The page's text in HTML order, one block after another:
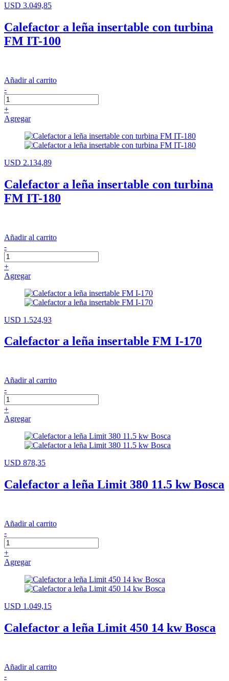
USD 3.049,85
Calefactor a leña insertable con turbina
FM IT-100
Añadir al carrito
-
+
Agregar
USD 2.134,89
Calefactor a leña insertable con turbina
FM IT-180
Añadir al carrito
-
+
Agregar
USD 1.524,93
Calefactor a leña insertable FM I-170
Añadir al carrito
-
+
Agregar
USD 878,35
Calefactor a leña Limit 380 11.5 kw Bosca
Añadir al carrito
-
+
Agregar
USD 1.049,15
Calefactor a leña Limit 450 14 kw Bosca
Añadir al carrito
-